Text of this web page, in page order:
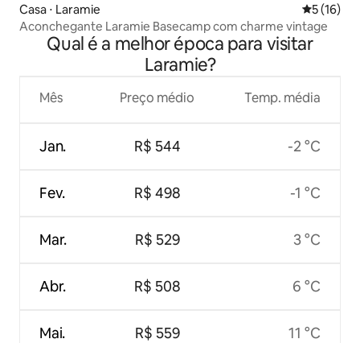
Casa ⋅ Laramie 5 de uma
5 (16)
Aconchegante Laramie Basecamp com charme vintage
Qual é a melhor época para visitar
Laramie?
Mês
Jan.
Fev.
Mar.
Abr.
Mai.
Preço médio
R$ 544
R$ 498
R$ 529
R$ 508
R$ 559
Temp. média
-2 °C
-1 °C
3 °C
6 °C
11 °C